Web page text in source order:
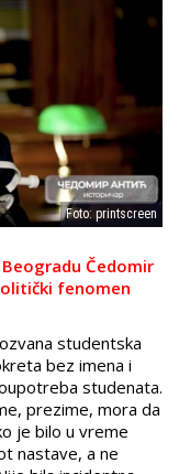
Foto: printscreen
Čedomir
fenomen
studentska
bez imena i
studenata.
prezime, mora da
je bilo u vreme
nastave, a ne